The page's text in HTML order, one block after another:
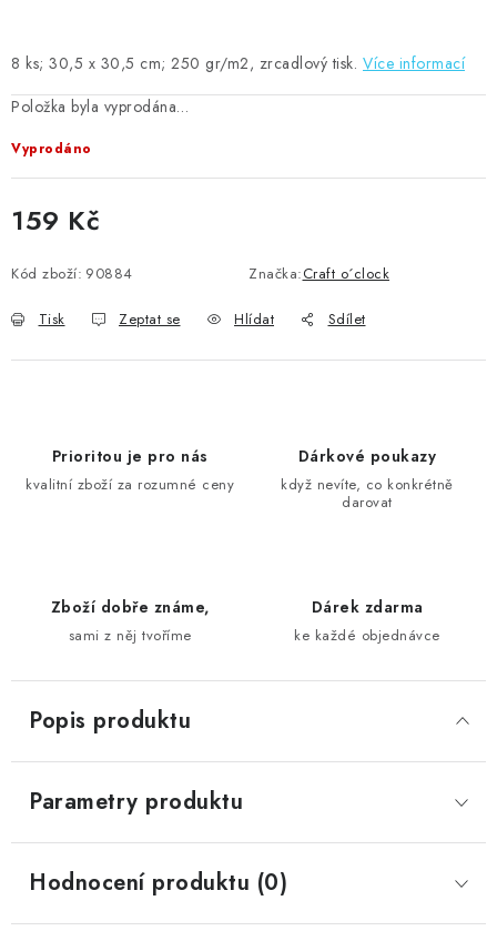
8 ks; 30,5 x 30,5 cm; 250 gr/m2, zrcadlový tisk. Více informací
Položka byla vyprodána…
Vyprodáno
159 Kč
Kód zboží: 90884 Značka:Craft o´clock
Tisk Zeptat se Hlídat Sdílet
Prioritou je pro nás
kvalitní zboží za rozumné ceny
Dárkové poukazy
když nevíte, co konkrétně
darovat
Zboží dobře známe,
sami z něj tvoříme
Dárek zdarma
ke každé objednávce
Popis produktu
Parametry produktu
Hodnocení produktu (0)